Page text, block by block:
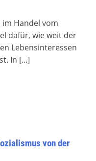
Handel vom
dafür, wie weit der
Lebensinteressen
In [...]
von der